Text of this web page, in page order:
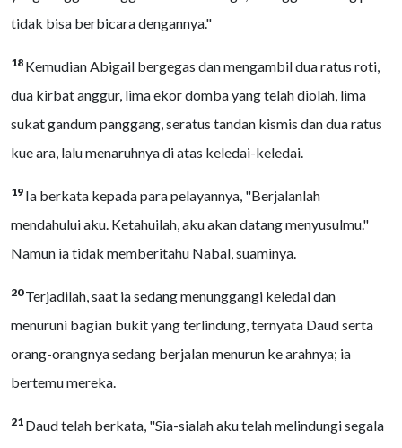
tidak bisa berbicara dengannya."
18 Kemudian Abigail bergegas dan mengambil dua ratus roti,
dua kirbat anggur, lima ekor domba yang telah diolah, lima
sukat gandum panggang, seratus tandan kismis dan dua ratus
kue ara, lalu menaruhnya di atas keledai-keledai.
19 Ia berkata kepada para pelayannya, "Berjalanlah
mendahului aku. Ketahuilah, aku akan datang menyusulmu."
Namun ia tidak memberitahu Nabal, suaminya.
20Terjadilah, saat ia sedang menunggangi keledai dan
menuruni bagian bukit yang terlindung, ternyata Daud serta
orang-orangnya sedang berjalan menurun ke arahnya; ia
bertemu mereka.
21 Daud telah berkata, "Sia-sialah aku telah melindungi segala